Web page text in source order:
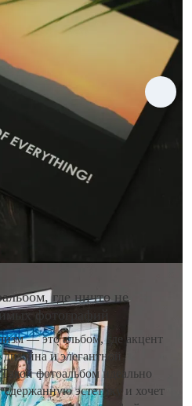
где ничто не
фотографий
— это альбом, где акцент
дизайна и элегантной
Такой фотоальбом идеально
сдержанную эстетику и хочет